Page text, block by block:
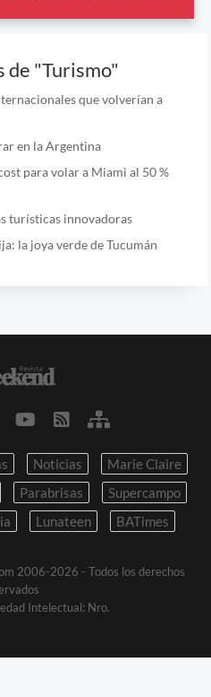
de "Turismo"
que volverían a
en la Argentina
para volar a Miami al 50 %
turísticas innovadoras
la joya verde de Tucumán
Noticias
Marie Claire
Parabrisas
Supercampo
Lunateen BATimes
2006-2026 - Todos los derechos
Intelectual: Nro.